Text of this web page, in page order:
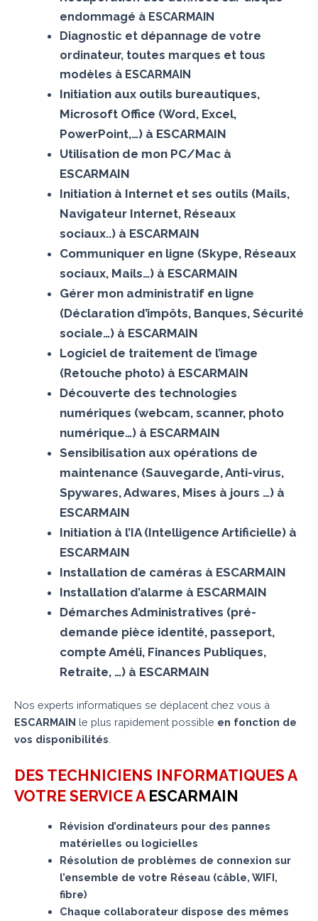
endommagé à ESCARMAIN
Diagnostic et dépannage de votre
ordinateur, toutes marques et tous
modèles à ESCARMAIN
Initiation aux outils bureautiques,
Microsoft Office (Word, Excel,
PowerPoint,…) à ESCARMAIN
Utilisation de mon PC/Mac à
ESCARMAIN
Initiation à Internet et ses outils (Mails,
Navigateur Internet, Réseaux
sociaux..) à ESCARMAIN
Communiquer en ligne (Skype, Réseaux
sociaux, Mails…) à ESCARMAIN
Gérer mon administratif en ligne
(Déclaration d’impôts, Banques, Sécurité
sociale…) à ESCARMAIN
Logiciel de traitement de l’image
(Retouche photo) à ESCARMAIN
Découverte des technologies
numériques (webcam, scanner, photo
numérique…) à ESCARMAIN
Sensibilisation aux opérations de
maintenance (Sauvegarde, Anti-virus,
Spywares, Adwares, Mises à jours …) à
ESCARMAIN
Initiation à l’IA (Intelligence Artificielle) à
ESCARMAIN
Installation de caméras à ESCARMAIN
Installation d’alarme à ESCARMAIN
Démarches Administratives (pré-
demande pièce identité, passeport,
compte Améli, Finances Publiques,
Retraite, …) à ESCARMAIN
Nos experts informatiques se déplacent chez vous à
ESCARMAIN le plus rapidement possible en fonction de
vos disponibilités.
DES TECHNICIENS INFORMATIQUES A
VOTRE SERVICE A ESCARMAIN
Révision d’ordinateurs pour des pannes
matérielles ou logicielles
Résolution de problèmes de connexion sur
l’ensemble de votre Réseau (câble, WIFI,
fibre)
Chaque collaborateur dispose des mêmes